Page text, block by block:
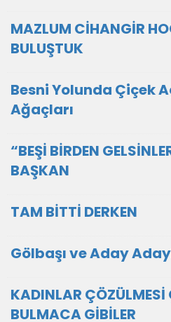
MAZLUM CİHANGİR
BULUŞTUK
Besni Yolunda Çiçek
Ağaçları
“BEŞİ BİRDEN
BAŞKAN
TAM BİTTİ DERKEN
Gölbaşı ve Aday
KADINLAR ÇÖZÜLMESİ
BULMACA GİBİLER